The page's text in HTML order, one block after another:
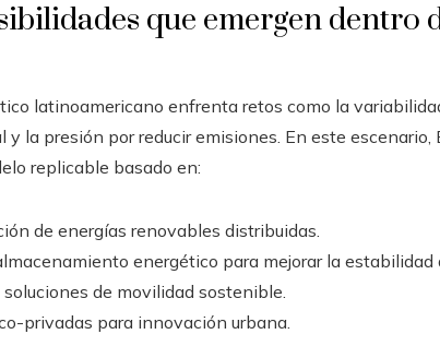
que emergen dentro
latinoamericano enfrenta retos como la
y la presión por reducir emisiones. En este
replicable basado en:
de energías renovables distribuidas.
energético para mejorar la estabilidad
de movilidad sostenible.
privadas para innovación urbana.